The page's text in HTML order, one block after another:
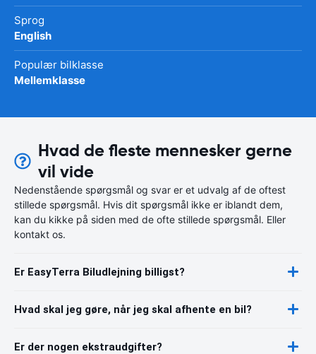
Sprog
English
Populær bilklasse
Mellemklasse
Hvad de fleste mennesker gerne
vil vide
Nedenstående spørgsmål og svar er et udvalg af de oftest
stillede spørgsmål. Hvis dit spørgsmål ikke er iblandt dem,
kan du kikke på siden med de ofte stillede spørgsmål. Eller
kontakt os.
Er EasyTerra Biludlejning billigst?
Hvad skal jeg gøre, når jeg skal afhente en bil?
Er der nogen ekstraudgifter?